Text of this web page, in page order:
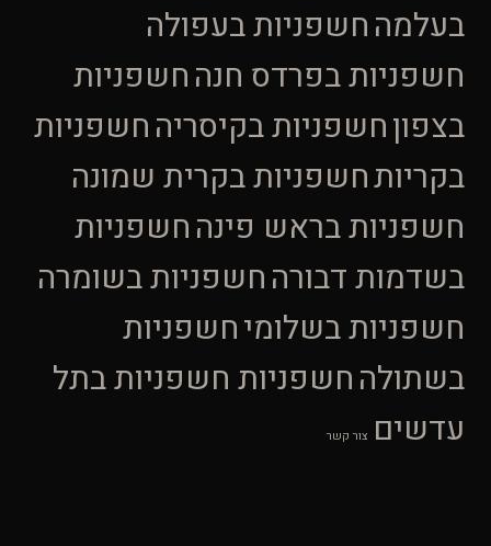
בעלמהחשפניות בעפולה
חשפניות בפרדס חנהחשפניות
בצפוןחשפניות בקיסריהחשפניות
בקריותחשפניות בקרית שמונה
חשפניות בראש פינהחשפניות
בשדמות דבורהחשפניות בשומרה
חשפניות בשלומיחשפניות
בשתולהחשפניות חשפניות בתל
עדשים צור קשר